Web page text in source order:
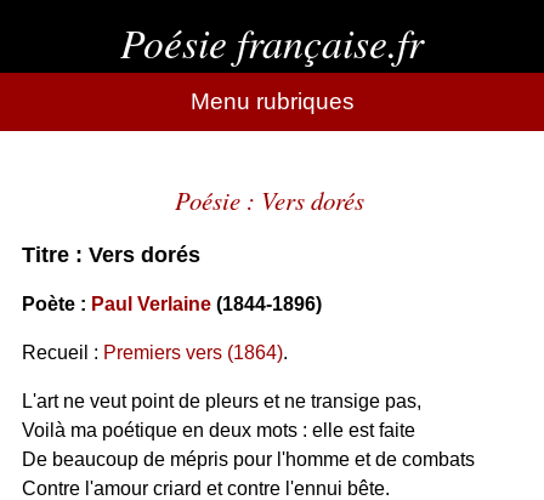
Poésie française.fr
Menu rubriques
Poésie : Vers dorés
Titre : Vers dorés
Poète : Paul Verlaine(1844-1896)
Recueil : Premiers vers (1864).
L'art ne veut point de pleurs et ne transige pas,
Voilà ma poétique en deux mots : elle est faite
De beaucoup de mépris pour l'homme et de combats
Contre l'amour criard et contre l'ennui bête.